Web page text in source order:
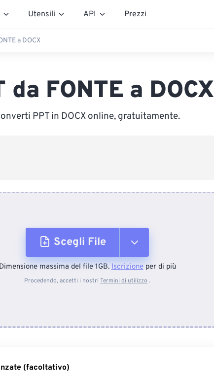
Utensili API Prezzi
a DOCX
da FONTE a DOCX
PPT in DOCX online, gratuitamente.
Scegli File
Dal dispositivo
Dimensione massima del file 1GB.Iscrizioneper di più
Procedendo, accetti i nostri Termini di utilizzo .
(facoltativo)